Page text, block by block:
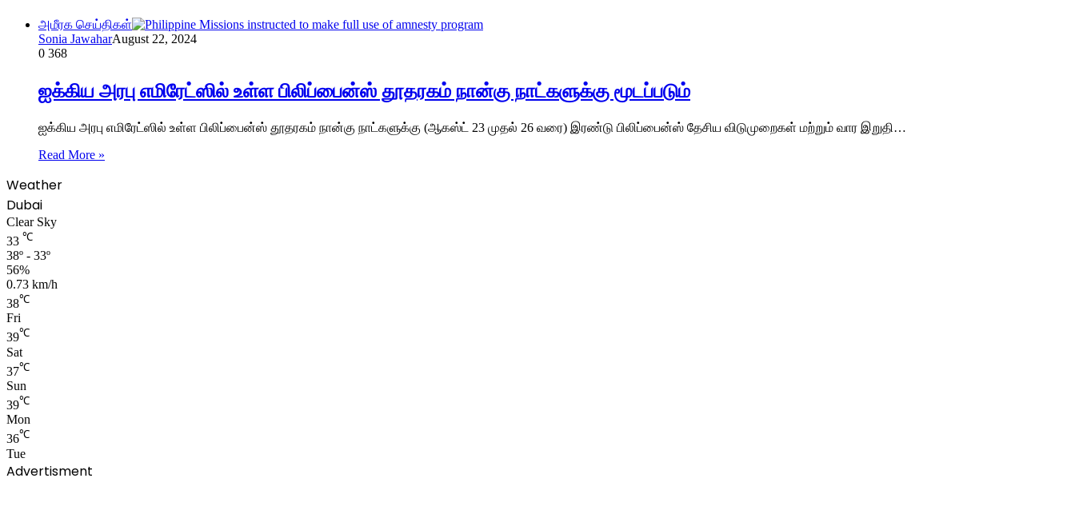
அமீரக செய்திகள்
Sonia JawaharAugust 22, 2024
0 368
ஐக்கிய அரபு எமிரேட்ஸில் உள்ள பிலிப்பைன்ஸ் தூதரகம் நான்கு நாட்களுக்கு மூடப்படும்
ஐக்கிய அரபு எமிரேட்ஸில் உள்ள பிலிப்பைன்ஸ் தூதரகம் நான்கு நாட்களுக்கு (ஆகஸ்ட் 23 முதல் 26 வரை) இரண்டு பிலிப்பைன்ஸ் தேசிய விடுமுறைகள் மற்றும் வார இறுதி…
Read More »
Weather
Dubai
Clear Sky
33 ℃
38º - 33º
56%
0.73 km/h
38℃
Fri
39℃
Sat
37℃
Sun
39℃
Mon
36℃
Tue
Advertisment